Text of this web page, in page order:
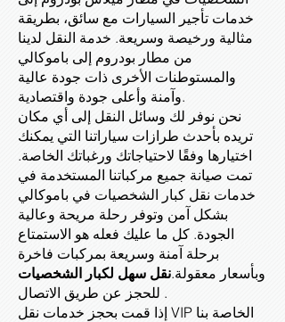
خدمات تأجير السيارات مع سائق، بطريقة
مثالية ورخيصة وسريعة. خدمة النقل لدينا
من مطار بودروم إلى باموكالي
والمستوطنات الأخرى ذات جودة عالية
وآمنة وأعلى جودة واقتصادية.
نحن نوفر لك وسائل النقل إلى أي مكان
تريده بأحدث طرازات سياراتنا التي يمكنك
اختيارها وفقًا لاحتياجاتك ورغباتك الخاصة.
تمت صيانة جميع مركباتنا المستخدمة في
خدمات نقل كبار الشخصيات في باموكالي
بشكل آمن وتوفر رحلة مريحة وعالية
الجودة. كل ما عليك فعله هو الاستمتاع
برحلة آمنة وسريعة بمركبات فاخرة
وبأسعار معقولة.نقل سهل لكبار الشخصيات
للحجز عن طريق الاتصال .
إذا قمت بحجز خدمات نقل VIP الخاصة بنا